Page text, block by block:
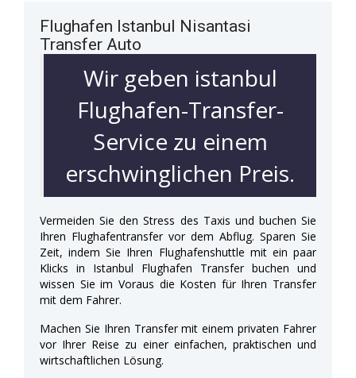
Flughafen Istanbul Nisantasi
Transfer Auto
Wir geben istanbul
Flughafen-Transfer-
Service zu einem
erschwinglichen Preis.
Vermeiden Sie den Stress des Taxis und buchen Sie
Ihren Flughafentransfer vor dem Abflug. Sparen Sie
Zeit, indem Sie Ihren Flughafenshuttle mit ein paar
Klicks in Istanbul Flughafen Transfer buchen und
wissen Sie im Voraus die Kosten für Ihren Transfer
mit dem Fahrer.
Machen Sie Ihren Transfer mit einem privaten Fahrer
vor Ihrer Reise zu einer einfachen, praktischen und
wirtschaftlichen Lösung.